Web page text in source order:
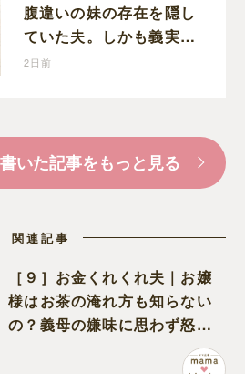
腹違いの妹の存在を隠し
ていた夫。しかも義実家
で一緒に暮らすことにな
2日前
いた記事をもっと見る
関連記事
［９］お金くれくれ夫｜お嬢
様はお茶の淹れ方も知らない
の？義母の嫌味に思わず怒り